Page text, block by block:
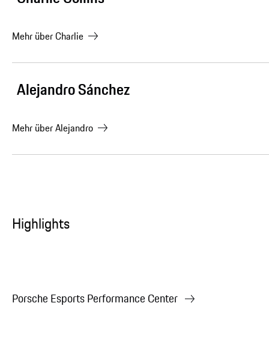
Mehr überCharlie
Alejandro Sánchez
Mehr überAlejandro
Highlights
Porsche Esports Performance Center